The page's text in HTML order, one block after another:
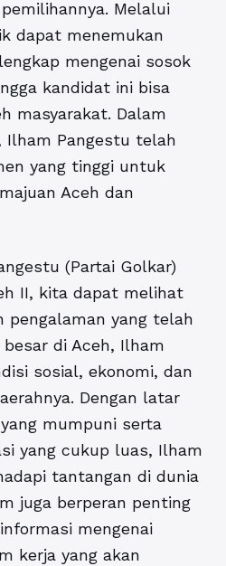
Melalui
dapat menemukan
mengenai sosok
kandidat ini bisa
masyarakat. Dalam
Ilham Pangestu telah
yang tinggi untuk
Aceh dan
(Partai Golkar)
II, kita dapat melihat
pengalaman yang telah
di Aceh, Ilham
sosial, ekonomi, dan
Dengan latar
mumpuni serta
yang cukup luas, Ilham
tantangan di dunia
juga berperan penting
mengenai
kerja yang akan